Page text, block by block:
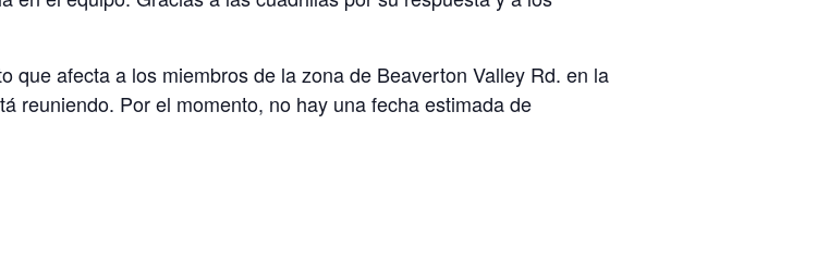
que afecta a los miembros de la zona de Beaverton Valley Rd. en la
reuniendo. Por el momento, no hay una fecha estimada de